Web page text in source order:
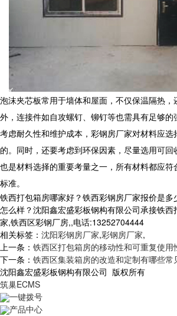
泡沫夹芯板常用于墙体和屋面，不仅保温隔热
外，连接件如自攻螺钉、铆钉等也需具有足够
考虑耐久性和维护成本，彩钢房厂家对材料应选
的。同时，还要考虑到环保因素，尽量选用可
也是材料选择的重要考量之一，所有材料都应
标准。
铁西打包箱房哪家好？铁西彩钢房厂家报价是
怎么样？沈阳鑫宏盛彩板钢构有限公司承接铁
家,铁西区彩钢厂房,,电话:13252704444
相关标签： 沈阳彩钢房厂家,彩钢房厂家,
上一条： 铁西区打包箱房的移动性和可重复使用
下一条： 铁西区集装箱房的改造和定制有哪些常
沈阳鑫宏盛彩板钢构有限公司 版权所有
筑巢ECMS
一键拨号
产品中心